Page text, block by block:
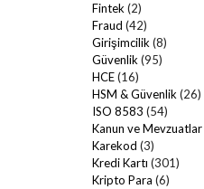
Fintek (2)
Fraud (42)
Girişimcilik (8)
Güvenlik (95)
HCE(16)
HSM & Güvenlik (26)
ISO 8583 (54)
Kanun ve Mevzuatlar
Karekod (3)
Kredi Kartı (301)
Kripto Para (6)